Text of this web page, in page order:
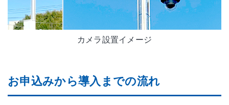
カメラ設置イメージ
お申込みから導入までの流れ